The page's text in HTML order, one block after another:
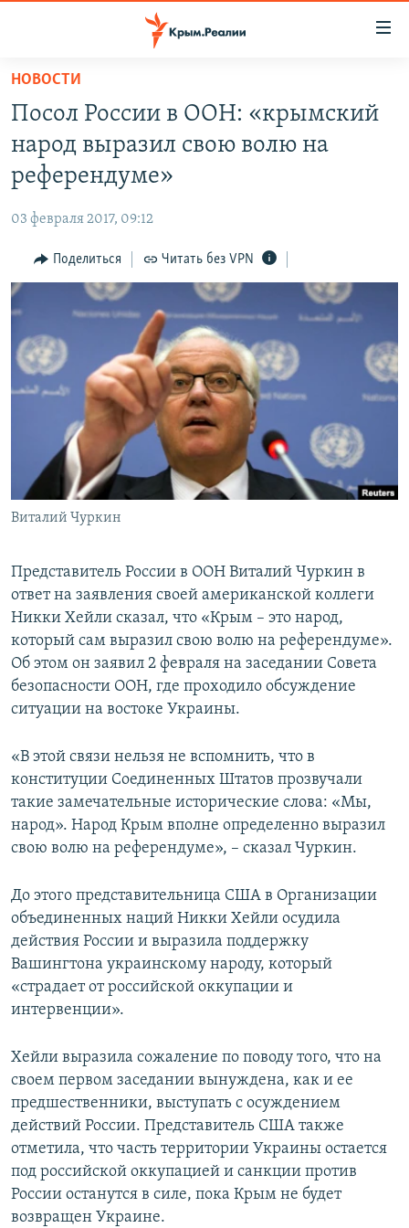
Вернуться
основному
содержанию
Вернутся
главной
навигации
Вернутся
поиску
ГРУЗ 200
11 ЛЕТ ОККУПАЦИИ КРЫМА. 11 ИСТОРИЙ СОПРОТИВЛЕНИЯ
ВОДА
ЕЩЕ
ИНТЕРАКТИВ
ИНФОГРАФИКА
ТЕЛЕПРОЕКТ КРЫМ.РЕАЛИИ
СОВЕТЫ ПРАВОЗАЩИТНИКОВ
ПРОПАВШИЕ БЕЗ ВЕСТИ
ПОБЕДИТЕЛЕЙ НЕ СУДЯТ?
КРЫМ.НЕПОКОРЕННЫЙ
УКРАИНСКАЯ ПРОБЛЕМА КРЫМА
РАДІО СВОБОДА
КАК ОБОЙТИ БЛОКИРОВКУ
Українською
Qırımtatar
ПРИСОЕДИНЯЙТЕСЬ!
НОВОСТИ
Посол России в ООН: «крымский
народ выразил свою волю на
референдуме»
03 февраля 2017, 09:12
Поделиться Читать без VPN
Виталий Чуркин
Представитель России в ООН Виталий Чуркин в
ответ на заявления своей американской коллеги
Никки Хейли сказал, что «Крым – это народ,
который сам выразил свою волю на референдуме».
Об этом он заявил 2 февраля на заседании Совета
безопасности ООН, где проходило обсуждение
ситуации на востоке Украины.
«В этой связи нельзя не вспомнить, что в
конституции Соединенных Штатов прозвучали
такие замечательные исторические слова: «Мы,
народ». Народ Крым вполне определенно выразил
свою волю на референдуме», – сказал Чуркин.
До этого представительница США в Организации
объединенных наций Никки Хейли осудила
действия России и выразила поддержку
Вашингтона украинскому народу, который
«страдает от российской оккупации и
интервенции».
Хейли выразила сожаление по поводу того, что на
своем первом заседании вынуждена, как и ее
предшественники, выступать с осуждением
действий России. Представитель США также
отметила, что часть территории Украины остается
под российской оккупацией и санкции против
России останутся в силе, пока Крым не будет
возвращен Украине.